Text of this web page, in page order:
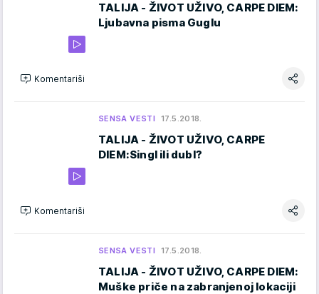
TALIJA - ŽIVOT UŽIVO, CARPE DIEM:
Ljubavna pisma Guglu
Komentariši
SENSA VESTI 17.5.2018.
TALIJA - ŽIVOT UŽIVO, CARPE
DIEM:Singl ili dubl?
Komentariši
SENSA VESTI 17.5.2018.
TALIJA - ŽIVOT UŽIVO, CARPE DIEM:
Muške priče na zabranjenoj lokaciji